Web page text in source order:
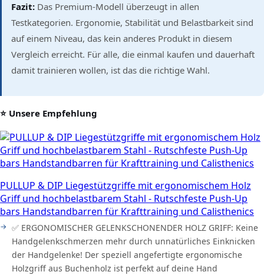
Fazit: Das Premium-Modell überzeugt in allen
Testkategorien. Ergonomie, Stabilität und Belastbarkeit sind
auf einem Niveau, das kein anderes Produkt in diesem
Vergleich erreicht. Für alle, die einmal kaufen und dauerhaft
damit trainieren wollen, ist das die richtige Wahl.
⭐ Unsere Empfehlung
PULLUP & DIP Liegestützgriffe mit ergonomischem Holz
Griff und hochbelastbarem Stahl - Rutschfeste Push-Up
bars Handstandbarren für Krafttraining und Calisthenics
✅ ERGONOMISCHER GELENKSCHONENDER HOLZ GRIFF: Keine
Handgelenkschmerzen mehr durch unnatürliches Einknicken
der Handgelenke! Der speziell angefertigte ergonomische
Holzgriff aus Buchenholz ist perfekt auf deine Hand